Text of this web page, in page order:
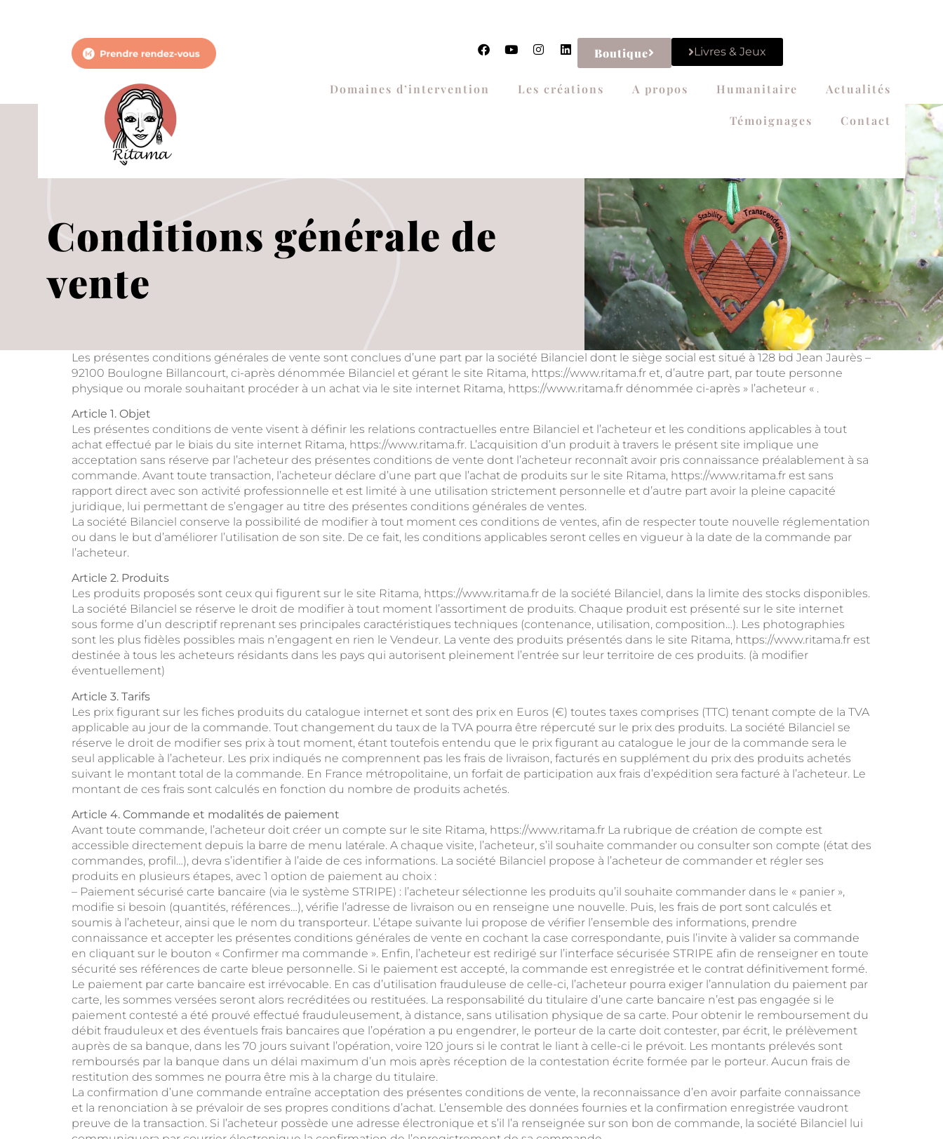
Boutique Livres & Jeux
Domaines d’intervention Les créations A propos Humanitaire Actualités
Témoignages Contact
Conditions générale de
vente
Les présentes conditions générales de vente sont conclues d’une part par la société Bilanciel dont le siège social est situé à 128 bd Jean Jaurès –
92100 Boulogne Billancourt, ci-après dénommée Bilanciel et gérant le site Ritama, https://www.ritama.fr et, d’autre part, par toute personne
physique ou morale souhaitant procéder à un achat via le site internet Ritama, https://www.ritama.fr dénommée ci-après » l’acheteur « .
Article 1. Objet
Les présentes conditions de vente visent à définir les relations contractuelles entre Bilanciel et l’acheteur et les conditions applicables à tout
achat effectué par le biais du site internet Ritama, https://www.ritama.fr. L’acquisition d’un produit à travers le présent site implique une
acceptation sans réserve par l’acheteur des présentes conditions de vente dont l’acheteur reconnaît avoir pris connaissance préalablement à sa
commande. Avant toute transaction, l’acheteur déclare d’une part que l’achat de produits sur le site Ritama, https://www.ritama.fr est sans
rapport direct avec son activité professionnelle et est limité à une utilisation strictement personnelle et d’autre part avoir la pleine capacité
juridique, lui permettant de s’engager au titre des présentes conditions générales de ventes.
La société Bilanciel conserve la possibilité de modifier à tout moment ces conditions de ventes, afin de respecter toute nouvelle réglementation
ou dans le but d’améliorer l’utilisation de son site. De ce fait, les conditions applicables seront celles en vigueur à la date de la commande par
l’acheteur.
Article 2. Produits
Les produits proposés sont ceux qui figurent sur le site Ritama, https://www.ritama.fr de la société Bilanciel, dans la limite des stocks disponibles.
La société Bilanciel se réserve le droit de modifier à tout moment l’assortiment de produits. Chaque produit est présenté sur le site internet
sous forme d’un descriptif reprenant ses principales caractéristiques techniques (contenance, utilisation, composition…). Les photographies
sont les plus fidèles possibles mais n’engagent en rien le Vendeur. La vente des produits présentés dans le site Ritama, https://www.ritama.fr est
destinée à tous les acheteurs résidants dans les pays qui autorisent pleinement l’entrée sur leur territoire de ces produits. (à modifier
éventuellement)
Article 3. Tarifs
Les prix figurant sur les fiches produits du catalogue internet et sont des prix en Euros (€) toutes taxes comprises (TTC) tenant compte de la TVA
applicable au jour de la commande. Tout changement du taux de la TVA pourra être répercuté sur le prix des produits. La société Bilanciel se
réserve le droit de modifier ses prix à tout moment, étant toutefois entendu que le prix figurant au catalogue le jour de la commande sera le
seul applicable à l’acheteur. Les prix indiqués ne comprennent pas les frais de livraison, facturés en supplément du prix des produits achetés
suivant le montant total de la commande. En France métropolitaine, un forfait de participation aux frais d’expédition sera facturé à l’acheteur. Le
montant de ces frais sont calculés en fonction du nombre de produits achetés.
Article 4. Commande et modalités de paiement
Avant toute commande, l’acheteur doit créer un compte sur le site Ritama, https://www.ritama.fr La rubrique de création de compte est
accessible directement depuis la barre de menu latérale. A chaque visite, l’acheteur, s’il souhaite commander ou consulter son compte (état des
commandes, profil…), devra s’identifier à l’aide de ces informations. La société Bilanciel propose à l’acheteur de commander et régler ses
produits en plusieurs étapes, avec 1 option de paiement au choix :
– Paiement sécurisé carte bancaire (via le système STRIPE) : l’acheteur sélectionne les produits qu’il souhaite commander dans le « panier »,
modifie si besoin (quantités, références…), vérifie l’adresse de livraison ou en renseigne une nouvelle. Puis, les frais de port sont calculés et
soumis à l’acheteur, ainsi que le nom du transporteur. L’étape suivante lui propose de vérifier l’ensemble des informations, prendre
connaissance et accepter les présentes conditions générales de vente en cochant la case correspondante, puis l’invite à valider sa commande
en cliquant sur le bouton « Confirmer ma commande ». Enfin, l’acheteur est redirigé sur l’interface sécurisée STRIPE afin de renseigner en toute
sécurité ses références de carte bleue personnelle. Si le paiement est accepté, la commande est enregistrée et le contrat définitivement formé.
Le paiement par carte bancaire est irrévocable. En cas d’utilisation frauduleuse de celle-ci, l’acheteur pourra exiger l’annulation du paiement par
carte, les sommes versées seront alors recréditées ou restituées. La responsabilité du titulaire d’une carte bancaire n’est pas engagée si le
paiement contesté a été prouvé effectué frauduleusement, à distance, sans utilisation physique de sa carte. Pour obtenir le remboursement du
débit frauduleux et des éventuels frais bancaires que l’opération a pu engendrer, le porteur de la carte doit contester, par écrit, le prélèvement
auprès de sa banque, dans les 70 jours suivant l’opération, voire 120 jours si le contrat le liant à celle-ci le prévoit. Les montants prélevés sont
remboursés par la banque dans un délai maximum d’un mois après réception de la contestation écrite formée par le porteur. Aucun frais de
restitution des sommes ne pourra être mis à la charge du titulaire.
La confirmation d’une commande entraîne acceptation des présentes conditions de vente, la reconnaissance d’en avoir parfaite connaissance
et la renonciation à se prévaloir de ses propres conditions d’achat. L’ensemble des données fournies et la confirmation enregistrée vaudront
preuve de la transaction. Si l’acheteur possède une adresse électronique et s’il l’a renseignée sur son bon de commande, la société Bilanciel lui